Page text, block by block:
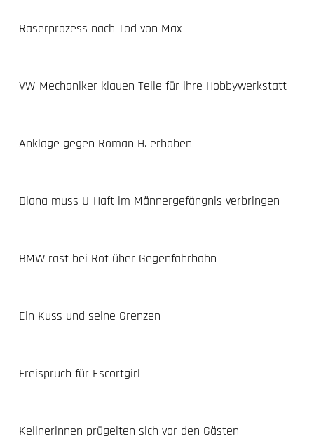
Raserprozess nach Tod von Max
VW-Mechaniker klauen Teile für ihre Hobbywerkstatt
Anklage gegen Roman H. erhoben
Diana muss U-Haft im Männergefängnis verbringen
BMW rast bei Rot über Gegenfahrbahn
Ein Kuss und seine Grenzen
Freispruch für Escortgirl
Kellnerinnen prügelten sich vor den Gästen